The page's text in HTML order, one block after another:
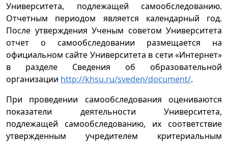
Университета, подлежащей самообследованию.
Отчетным периодом является календарный год.
После утверждения Ученым советом Университета
отчет о самообследовании размещается на
официальном сайте Университета в сети «Интернет»
в разделе Сведения об образовательной
организации http://khsu.ru/sveden/document/.
При проведении самообследования оцениваются
показатели деятельности Университета,
подлежащей самообследованию, их соответствие
утвержденным учредителем критериальным